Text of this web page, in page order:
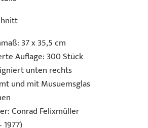
37 x 35,5 cm
Auflage: 300 Stück
unten rechts
und mit Musuemsglas
Conrad Felixmüller
1977)